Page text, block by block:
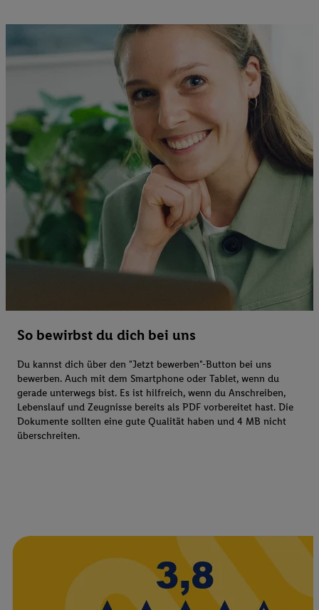
So bewirbst du dich bei uns
Du kannst dich über den "Jetzt bewerben"-Button bei uns
bewerben. Auch mit dem Smartphone oder Tablet, wenn du
gerade unterwegs bist. Es ist hilfreich, wenn du Anschreiben,
Lebenslauf und Zeugnisse bereits als PDF vorbereitet hast. Die
Dokumente sollten eine gute Qualität haben und 4 MB nicht
überschreiten.